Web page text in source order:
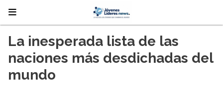
La inesperada lista de las
naciones más desdichadas del
mundo